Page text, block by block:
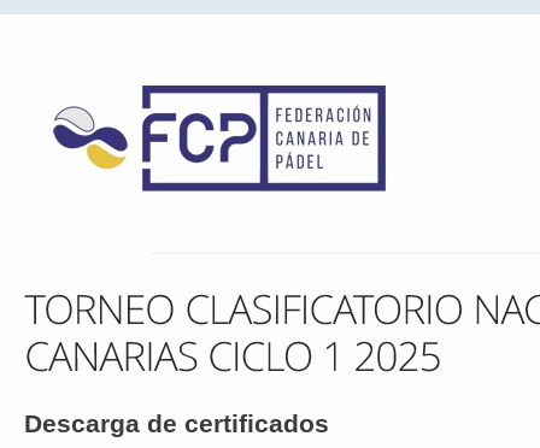
Descarga de certificados